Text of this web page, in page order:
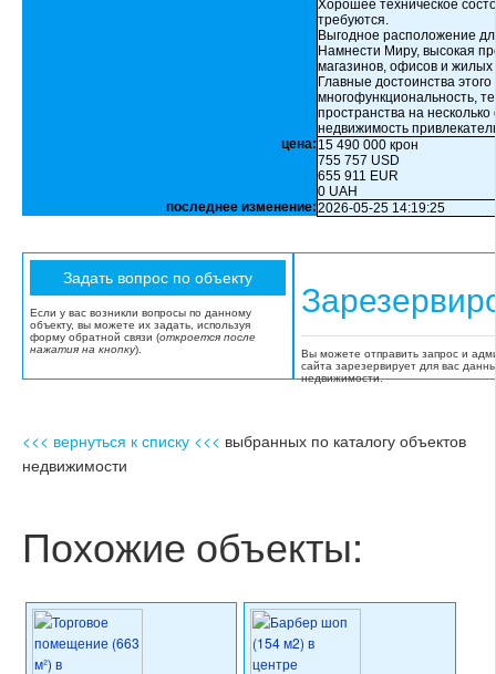
Хорошее техническое
требуются.
Выгодное расположение
Намнести Миру, высокая
магазинов, офисов и жилых
Главные достоинства
многофункциональность,
пространства на
недвижимость
цена: 15 490 000 крон
755 757 USD
655 911 EUR
0 UAH
последнее изменение:2026-05-25 14:19:25
Если у вас возникли вопросы по данному
объекту, вы можете их задать, используя
форму обратной связи (откроется после
нажатия на кнопку).
Вы можете отправить запрос и
сайта зарезервирует для вас
недвижимости.
<<< вернуться к списку <<< выбранных по каталогу объектов
недвижимости
Похожие объекты: